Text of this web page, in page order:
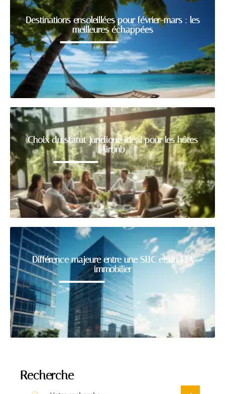
Destinations ensoleillées pour février-mars : les
meilleures échappées
Choix du statut juridique idéal pour les hôtes
Airbnb
Différence majeure entre une SIIC et un FIA
immobilier
Recherche